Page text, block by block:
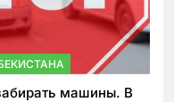
машины. В